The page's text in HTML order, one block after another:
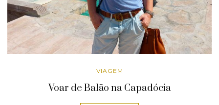
VIAGEM
Voar de Balão na Capadócia